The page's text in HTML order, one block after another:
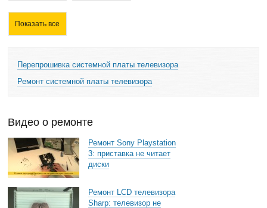
Показать все
Перепрошивка системной платы телевизора
Ремонт системной платы телевизора
Видео о ремонте
Ремонт Sony Playstation
3: приставка не читает
диски
Ремонт LCD телевизора
Sharp: телевизор не